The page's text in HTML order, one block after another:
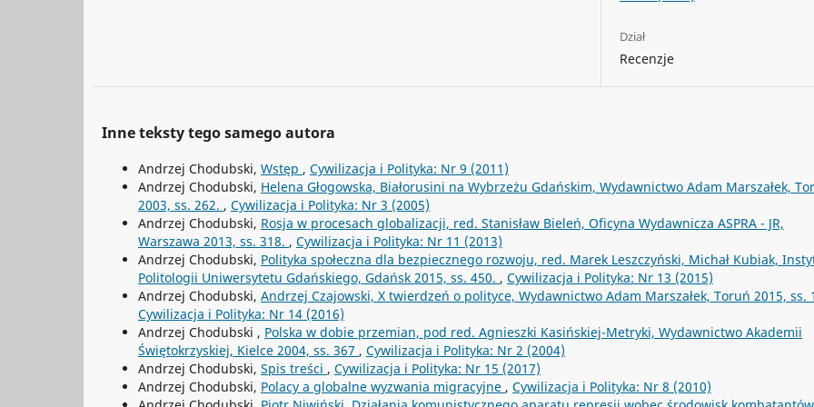
Dział
Recenzje
Inne teksty tego samego autora
Andrzej Chodubski, Wstęp , Cywilizacja i Polityka: Nr 9 (2011)
Andrzej Chodubski, Helena Głogowska, Białorusini na Wybrzeżu Gdańskim, Wydawnictwo Adam Marszałek,
2003, ss. 262. , Cywilizacja i Polityka: Nr 3 (2005)
Andrzej Chodubski, Rosja w procesach globalizacji, red. Stanisław Bieleń, Oficyna Wydawnicza ASPRA - JR,
Warszawa 2013, ss. 318. , Cywilizacja i Polityka: Nr 11 (2013)
Andrzej Chodubski, Polityka społeczna dla bezpiecznego rozwoju, red. Marek Leszczyński, Michał Kubiak,
Politologii Uniwersytetu Gdańskiego, Gdańsk 2015, ss. 450. , Cywilizacja i Polityka: Nr 13 (2015)
Andrzej Chodubski, Andrzej Czajowski, X twierdzeń o polityce, Wydawnictwo Adam Marszałek, Toruń 2015, ss.
Cywilizacja i Polityka: Nr 14 (2016)
Andrzej Chodubski , Polska w dobie przemian, pod red. Agnieszki Kasińskiej-Metryki, Wydawnictwo Akademii
Świętokrzyskiej, Kielce 2004, ss. 367 , Cywilizacja i Polityka: Nr 2 (2004)
Andrzej Chodubski, Spis treści , Cywilizacja i Polityka: Nr 15 (2017)
Andrzej Chodubski, Polacy a globalne wyzwania migracyjne , Cywilizacja i Polityka: Nr 8 (2010)